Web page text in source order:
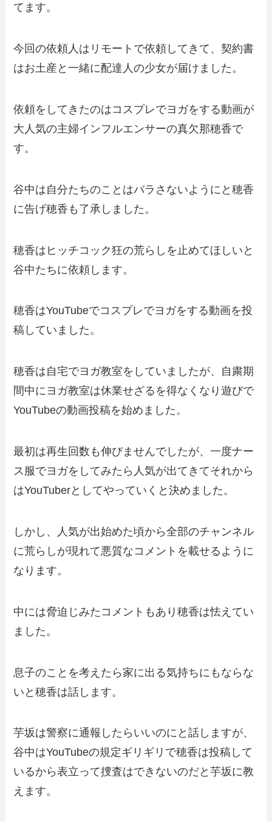
てます。
今回の依頼人はリモートで依頼してきて、契約書
はお土産と一緒に配達人の少女が届けました。
依頼をしてきたのはコスプレでヨガをする動画が
大人気の主婦インフルエンサーの真欠那穂香で
す。
谷中は自分たちのことはバラさないようにと穂香
に告げ穂香も了承しました。
穂香はヒッチコック狂の荒らしを止めてほしいと
谷中たちに依頼します。
穂香はYouTubeでコスプレでヨガをする動画を投
稿していました。
穂香は自宅でヨガ教室をしていましたが、自粛期
間中にヨガ教室は休業せざるを得なくなり遊びで
YouTubeの動画投稿を始めました。
最初は再生回数も伸びませんでしたが、一度ナー
ス服でヨガをしてみたら人気が出てきてそれから
はYouTuberとしてやっていくと決めました。
しかし、人気が出始めた頃から全部のチャンネル
に荒らしが現れて悪質なコメントを載せるように
なります。
中には脅迫じみたコメントもあり穂香は怯えてい
ました。
息子のことを考えたら家に出る気持ちにもならな
いと穂香は話します。
芋坂は警察に通報したらいいのにと話しますが、
谷中はYouTubeの規定ギリギリで穂香は投稿して
いるから表立って捜査はできないのだと芋坂に教
えます。